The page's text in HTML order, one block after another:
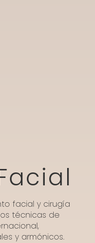
facial y cirugía
técnicas de
y armónicos.